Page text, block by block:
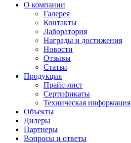
О компании
Галерея
Контакты
Лаборатория
Награды и достижения
Новости
Отзывы
Статьи
Продукция
Прайс-лист
Сертификаты
Техническая информация
Объекты
Дилеры
Партнеры
Вопросы и ответы